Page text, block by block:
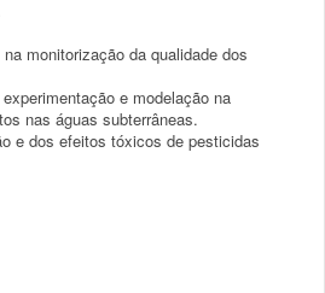
monitorização da qualidade dos
e modelação na
nas águas subterrâneas.
e dos efeitos tóxicos de pesticidas